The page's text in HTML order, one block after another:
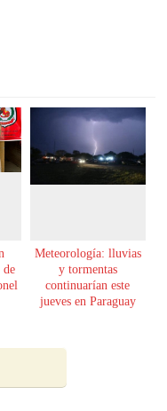
de
Meteorología: lluvias
y tormentas
continuarían este
jueves en Paraguay